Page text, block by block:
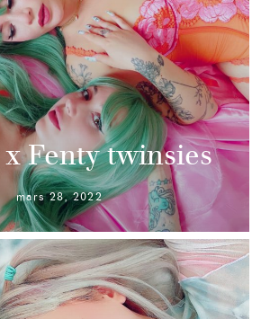
x Fenty twinsies
mars 28, 2022